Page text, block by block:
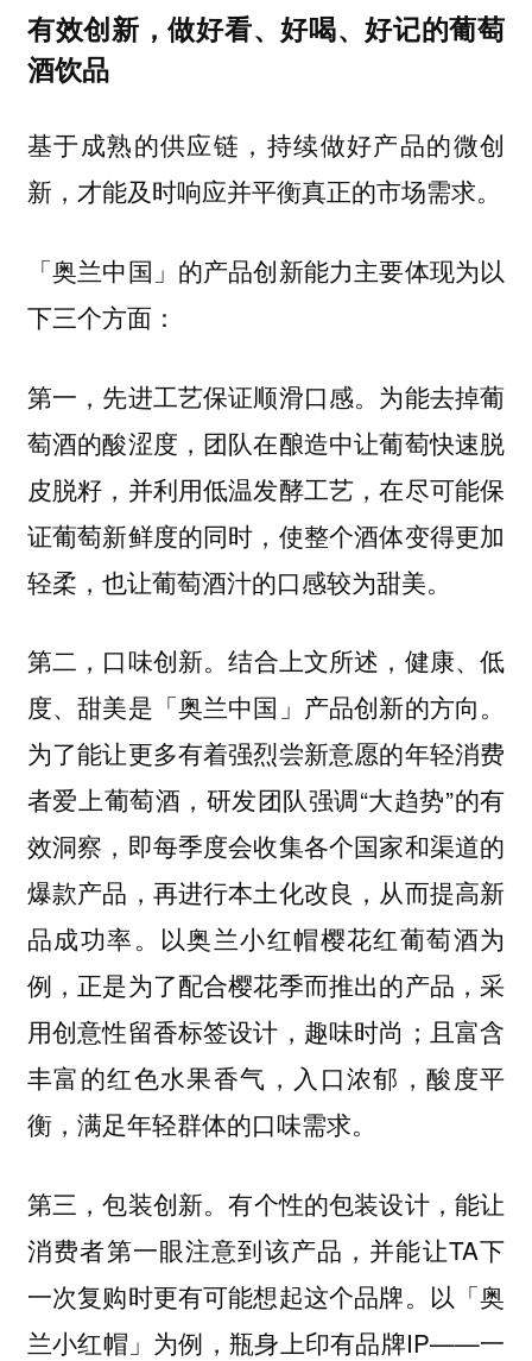
有效创新，做好看、好喝、好记的葡萄
酒饮品
基于成熟的供应链，持续做好产品的微创
新，才能及时响应并平衡真正的市场需求。
「奥兰中国」的产品创新能力主要体现为以
下三个方面：
第一，先进工艺保证顺滑口感。 为能去掉葡
萄酒的酸涩度，团队在酿造中让葡萄快速脱
皮脱籽，并利用低温发酵工艺，在尽可能保
证葡萄新鲜度的同时，使整个酒体变得更加
轻柔，也让葡萄酒汁的口感较为甜美。
第二，口味创新。结合上文所述，健康、低
度、甜美是「奥兰中国」产品创新的方向。
为了能让更多有着强烈尝新意愿的年轻消费
者爱上葡萄酒，研发团队强调“大趋势”的有
效洞察，即每季度会收集各个国家和渠道的
爆款产品，再进行本土化改良，从而提高新
品成功率。以奥兰小红帽樱花红葡萄酒为
例，正是为了配合樱花季而推出的产品，采
用创意性留香标签设计，趣味时尚；且富含
丰富的红色水果香气，入口浓郁，酸度平
衡，满足年轻群体的口味需求。
第三，包装创新。有个性的包装设计，能让
消费者第一眼注意到该产品，并能让TA下
一次复购时更有可能想起这个品牌。以「奥
兰小红帽」为例，瓶身上印有品牌IP——一